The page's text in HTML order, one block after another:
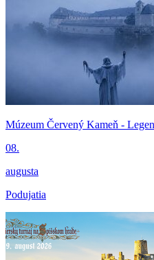
Múzeum Červený Kameň -
08.
augusta
Podujatia